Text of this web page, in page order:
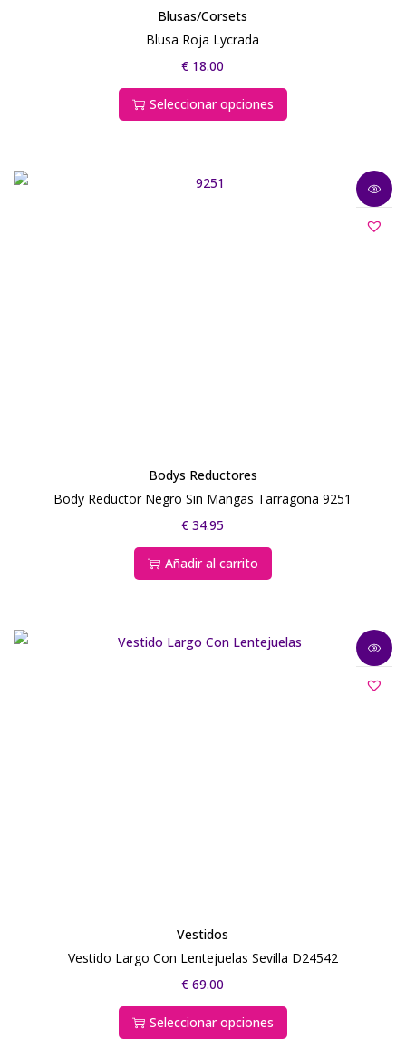
Blusas/Corsets
Blusa Roja Lycrada
€ 18.00
Seleccionar opciones
Bodys Reductores
Body Reductor Negro Sin Mangas Tarragona 9251
€ 34.95
Añadir al carrito
Vestidos
Vestido Largo Con Lentejuelas Sevilla D24542
€ 69.00
Seleccionar opciones